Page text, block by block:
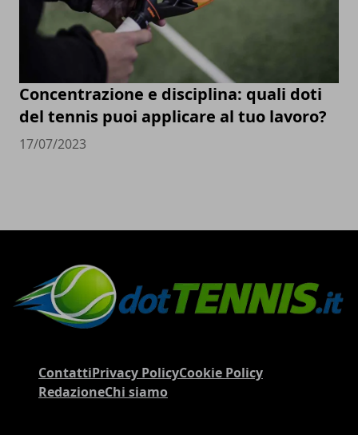
Concentrazione e disciplina: quali doti
del tennis puoi applicare al tuo lavoro?
17/07/2023
ContattiPrivacy PolicyCookie Policy
RedazioneChi siamo